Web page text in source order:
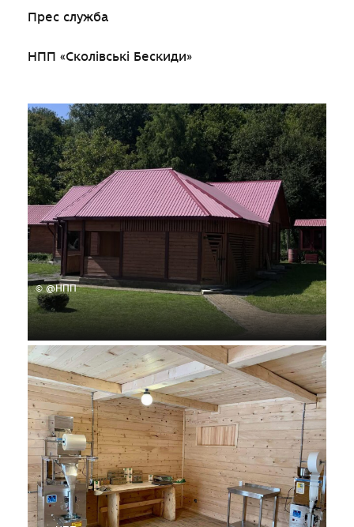
Прес служба
НПП «Сколівські Бескиди»
© @НПП